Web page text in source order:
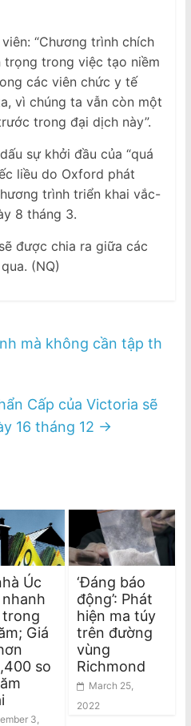
“Chương trình chích
trọng trong việc tạo niềm
các viên chức y tế
vì chúng ta vẫn còn một
trong đại dịch này”.
sự khởi đầu của “quá
liều do Oxford phát
trình triển khai vắc-
8 tháng 3.
được chia ra giữa các
(NQ)
mà không cần tập th
Cấp của Victoria sẽ
16 tháng 12 →
Úc
Giá
so
3,
‘Đáng báo
động’: Phát
hiện ma túy
trên đường
vùng
Richmond
March 25,
2022